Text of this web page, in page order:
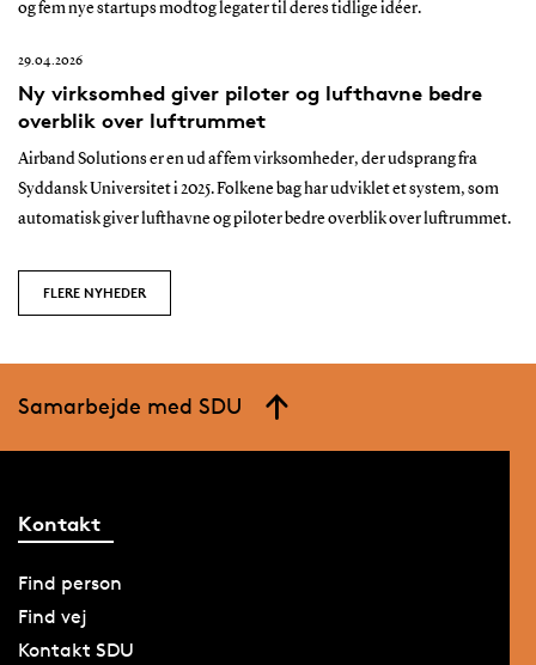
og fem nye startups modtog legater til deres tidlige idéer.
29.04.2026
Ny virksomhed giver piloter og lufthavne bedre
overblik over luftrummet
Airband Solutions er en ud af fem virksomheder, der udsprang fra
Syddansk Universitet i 2025. Folkene bag har udviklet et system, som
automatisk giver lufthavne og piloter bedre overblik over luftrummet.
FLERE NYHEDER
Samarbejde med SDU
Kontakt
Find person
Find vej
Kontakt SDU